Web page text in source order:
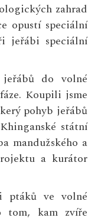
zahrad
opustí speciální
jeřábi speciální
do volné
Koupili jsme
pohyb jeřábů
státní
mandužského a
a kurátor
ptáků ve volné
tom, kam zvíře